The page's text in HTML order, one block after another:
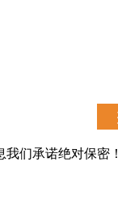
们承诺绝对保密！